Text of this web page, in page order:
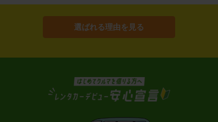
選ばれる理由を見る